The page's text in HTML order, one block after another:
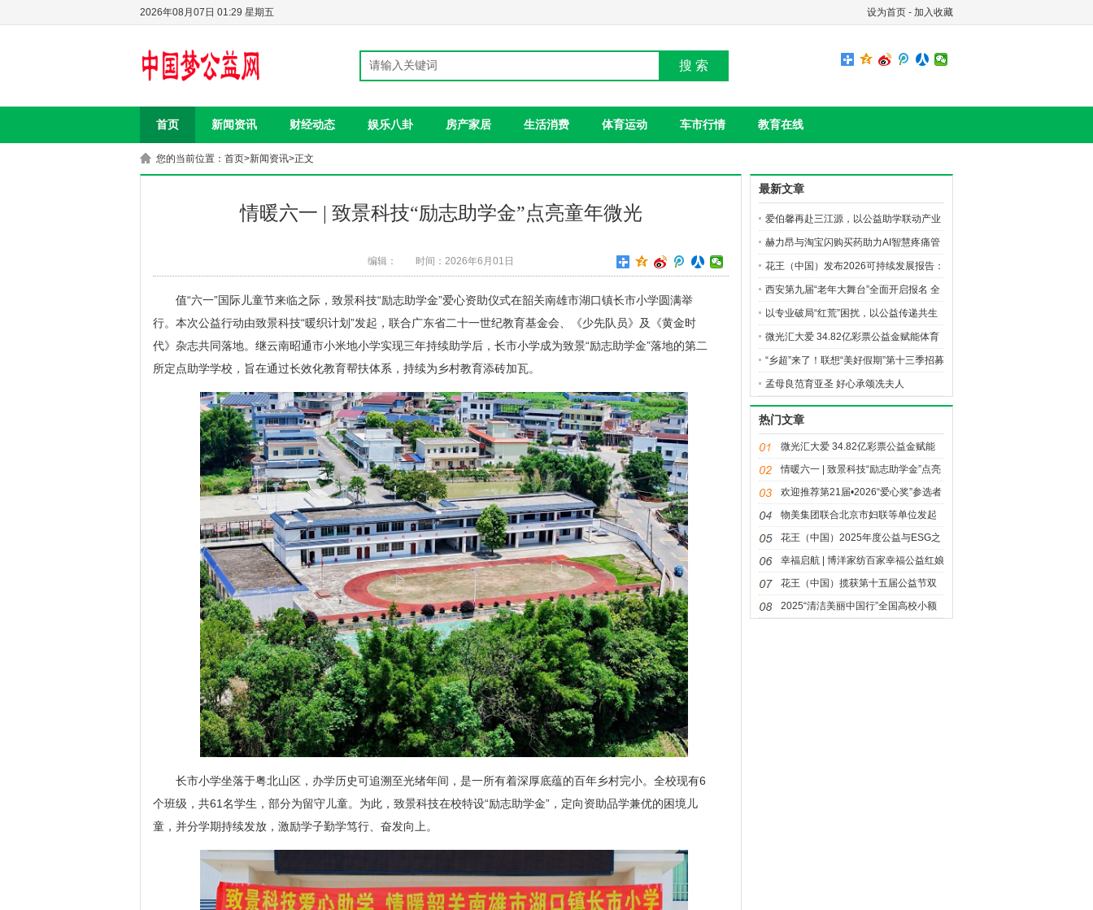
设为首页 - 加入收藏
2026年08月07日 01:29 星期五
搜 索
首页 新闻资讯 财经动态 娱乐八卦 房产家居 生活消费 体育运动 车市行情 教育在线
您的当前位置： 首页>新闻资讯>正文
情暖六一 | 致景科技“励志助学金”点亮童年微光
编辑： 时间：2026年6月01日
值“六一”国际儿童节来临之际，致景科技“励志助学金”爱心资助仪式在韶关南雄市湖口镇长市小学圆满举
行。本次公益行动由致景科技“暖织计划”发起，联合广东省二十一世纪教育基金会、《少先队员》及《黄金时
代》杂志共同落地。继云南昭通市小米地小学实现三年持续助学后，长市小学成为致景“励志助学金”落地的第二
所定点助学学校，旨在通过长效化教育帮扶体系，持续为乡村教育添砖加瓦。
长市小学坐落于粤北山区，办学历史可追溯至光绪年间，是一所有着深厚底蕴的百年乡村完小。全校现有6
个班级，共61名学生，部分为留守儿童。为此，致景科技在校特设“励志助学金”，定向资助品学兼优的困境儿
童，并分学期持续发放，激励学子勤学笃行、奋发向上。
最新文章
爱伯馨再赴三江源，以公益助学联动产业
创新构筑长效ESG
赫力昂与淘宝闪购买药助力AI智慧疼痛管
理生态建设，共筑无痛中国美好愿景
花王（中国）发布2026可持续发展报告：
绿色产品、价值共创与公益深耕并行
西安第九届“老年大舞台”全面开启报名 全
城银发达人齐聚逐梦
以专业破局“红荒”困扰，以公益传递共生
之美 花王珂润“珂学守护计划”落地榆林，
油敏肌修护新品亮相
微光汇大爱 34.82亿彩票公益金赋能体育
强国建设
“乡超”来了！联想“美好假期”第十三季招募
进行中
孟母良范育亚圣 好心承颂冼夫人
热门文章
微光汇大爱 34.82亿彩票公益金赋能
体育强国建设
情暖六一 | 致景科技“励志助学金”点亮
童年微光
欢迎推荐第21届•2026“爱心奖”参选者
物美集团联合北京市妇联等单位发起
三八妇女节公益活动“多点情绪自由日”
花王（中国）2025年度公益与ESG之
路：荣光与温度同行
幸福启航 | 博洋家纺百家幸福公益红娘
站项目正式启动
花王（中国）揽获第十五届公益节双
奖 “同美共生”落地回响
2025“清洁美丽中国行”全国高校小额